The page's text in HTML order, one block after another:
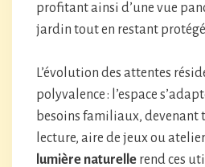
profitant ainsi d’une vue
jardin tout en restant
L’évolution des attentes
polyvalence : l’espace
besoins familiaux, devenant
lecture, aire de jeux ou
lumière naturelle rend ces